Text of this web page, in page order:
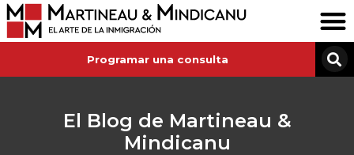
Programar una consulta
El Blog de Martineau &
Mindicanu